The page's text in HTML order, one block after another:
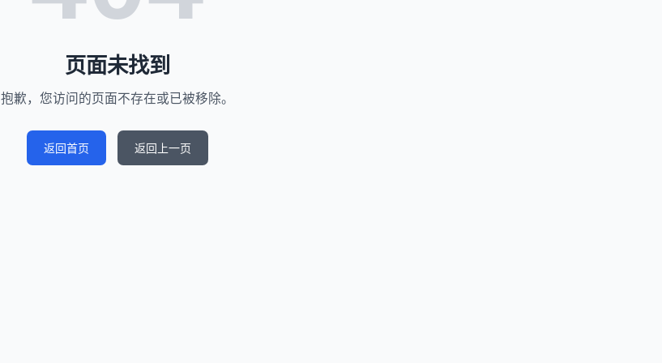
页面未找到
抱歉，您访问的页面不存在或已被移除。
返回首页 返回上一页